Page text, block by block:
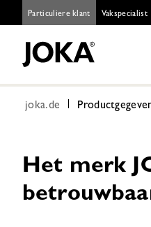
Particuliere klant Vakspecialist
joka.de
Het merk